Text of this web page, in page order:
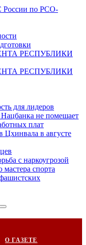
России по РСО-
РЕСПУБЛИКИ
РЕСПУБЛИКИ
для лидеров
не помешает
плат
Цхинвала в августе
с наркоугрозой
спорта
О ГАЗЕТЕ